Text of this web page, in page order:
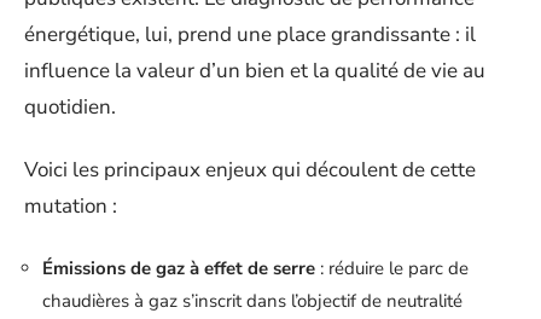
énergétique, lui, prend une place grandissante : il
influence la valeur d’un bien et la qualité de vie au
quotidien.
Voici les principaux enjeux qui découlent de cette
mutation :
Émissions de gaz à effet de serre : réduire le parc de
chaudières à gaz s’inscrit dans l’objectif de neutralité